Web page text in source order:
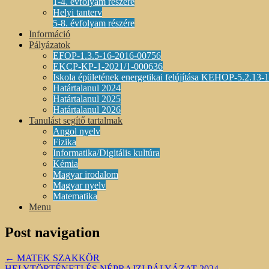
Helyi tanterv
5-8. évfolyam részére
Információ
Pályázatok
EFOP-1.3.5-16-2016-00756
EKCP-KP-1-2021/1-000636
Iskola épületének energetikai felújítása KEHOP-5.2.13-
Határtalanul 2024
Határtalanul 2025
Határtalanul 2026
Tanulást segítő tartalmak
Angol nyelv
Fizika
Informatika/Digitális kultúra
Kémia
Magyar irodalom
Magyar nyelv
Matematika
Menu
Post navigation
← MATEK SZAKKÖR